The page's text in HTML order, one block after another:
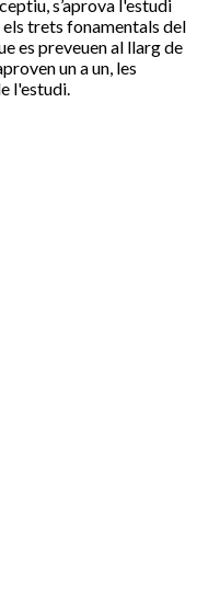
s’aprova l'estudi
trets fonamentals del
es preveuen al llarg de
un a un, les
l'estudi.